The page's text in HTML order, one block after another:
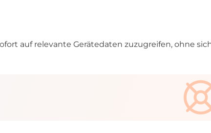
auf relevante Gerätedaten zuzugreifen, ohne